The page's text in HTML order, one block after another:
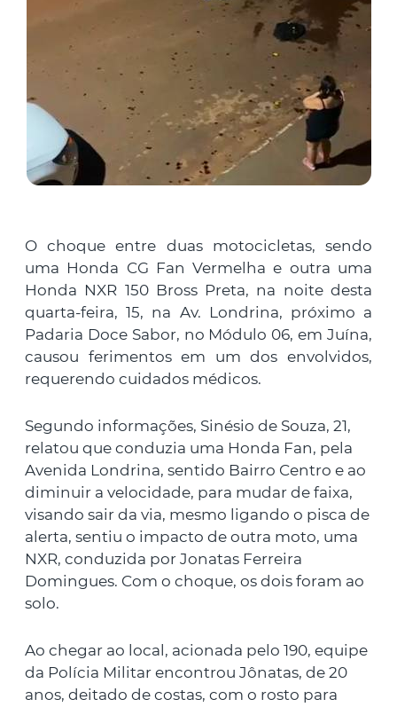
O choque entre duas motocicletas, sendo
uma Honda CG Fan Vermelha e outra uma
Honda NXR 150 Bross Preta, na noite desta
quarta-feira, 15, na Av. Londrina, próximo a
Padaria Doce Sabor, no Módulo 06, em Juína,
causou ferimentos em um dos envolvidos,
requerendo cuidados médicos.
Segundo informações, Sinésio de Souza, 21,
relatou que conduzia uma Honda Fan, pela
Avenida Londrina, sentido Bairro Centro e ao
diminuir a velocidade, para mudar de faixa,
visando sair da via, mesmo ligando o pisca de
alerta, sentiu o impacto de outra moto, uma
NXR, conduzida por Jonatas Ferreira
Domingues. Com o choque, os dois foram ao
solo.
Ao chegar ao local, acionada pelo 190, equipe
da Polícia Militar encontrou Jônatas, de 20
anos, deitado de costas, com o rosto para